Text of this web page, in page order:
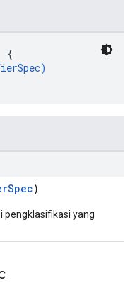
{
)
)
pengklasifikasi yang